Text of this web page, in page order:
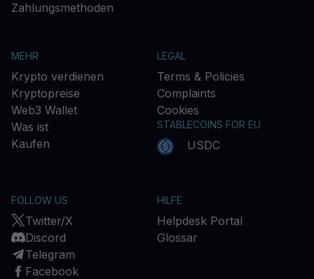
Zahlungsmethoden
MEHR
Krypto verdienen
Kryptopreise
Web3 Wallet
Was ist
Kaufen
LEGAL
Terms & Policies
Complaints
Cookies
STABLECOINS FOR EU
USDC
FOLLOW US
Twitter/X
Discord
Telegram
Facebook
HILFE
Helpdesk Portal
Glossar